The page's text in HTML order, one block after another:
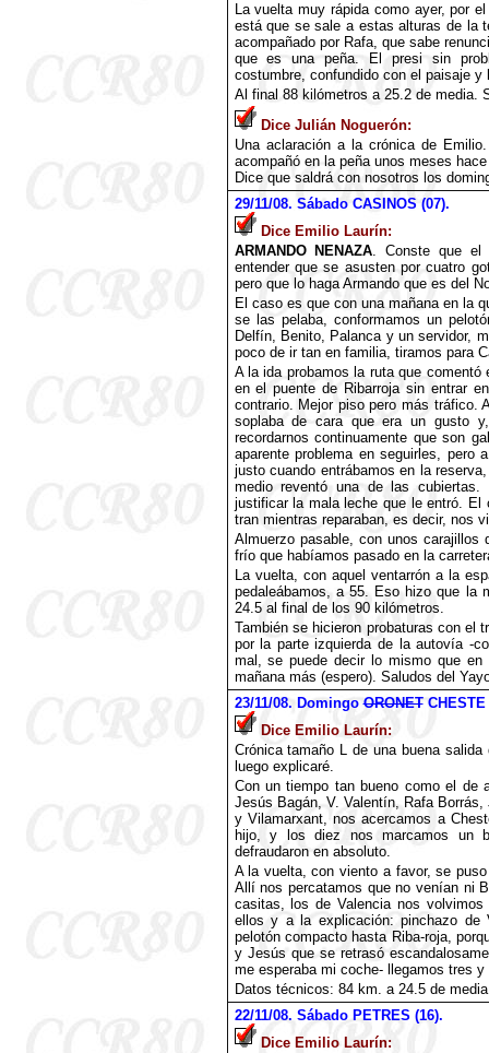
La vuelta muy rápida como ayer, por
está que se sale a estas alturas de la
acompañado por Rafa, que sabe
que es una peña. El presi sin
costumbre, confundido con el paisaje y
Al final 88 kilómetros a 25.2 de media.
Dice Julián Noguerón:
Una aclaración a la crónica de
acompañó en la peña unos meses
Dice que saldrá con nosotros los
29/11/08. Sábado CASINOS (07).
Dice Emilio Laurín:
ARMANDO NENAZA. Conste que el
entender que se asusten por cuatro
pero que lo haga Armando que es del
El caso es que con una mañana en la
se las pelaba, conformamos un
Delfín, Benito, Palanca y un servidor,
poco de ir tan en familia, tiramos para
A la ida probamos la ruta que
en el puente de Ribarroja sin entrar
contrario. Mejor piso pero más tráfico.
soplaba de cara que era un gusto
recordarnos continuamente que son
aparente problema en seguirles,
justo cuando entrábamos en la
medio reventó una de las
justificar la mala leche que le entró.
tran mientras reparaban, es decir, nos
Almuerzo pasable, con unos
frío que habíamos pasado en la
La vuelta, con aquel ventarrón a la
pedaleábamos, a 55. Eso hizo que la
24.5 al final de los 90 kilómetros.
También se hicieron probaturas con el
por la parte izquierda de la autovía -
mal, se puede decir lo mismo que
mañana más (espero). Saludos del
23/11/08. DomingoORONETCHESTE
Dice Emilio Laurín:
Crónica tamaño L de una buena
luego explicaré.
Con un tiempo tan bueno como el de
Jesús Bagán, V. Valentín, Rafa
y Vilamarxant, nos acercamos a
hijo, y los diez nos marcamos un
defraudaron en absoluto.
A la vuelta, con viento a favor, se
Allí nos percatamos que no venían ni
casitas, los de Valencia nos
ellos y a la explicación: pinchazo
pelotón compacto hasta Riba-roja,
y Jesús que se retrasó
me esperaba mi coche- llegamos tres
Datos técnicos: 84 km. a 24.5 de
22/11/08. Sábado PETRES (16).
Dice Emilio Laurín: